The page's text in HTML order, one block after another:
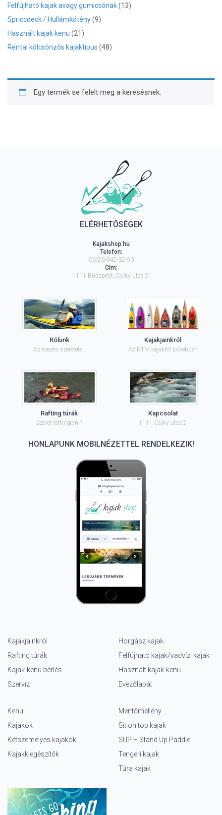
Felfújható kajak avagy gumicsónak(13)
Spriccdeck / Hullámkötény(9)
Használt kajak kenu (21)
Rental kölcsönzős kajaktípus (48)
Egy termék se felelt meg a keresésnek.
ELÉRHETŐSÉGEK
Kajakshop.hu
Telefon:
06/20-942-32-90
Cím:
1111 Budapest Csíky utca 2.
Rólunk
Az evezés szeretete..
Kajakjainkról
Az RTM kajakról bővebben
Rafting túrák
Szeret raftingolni?
Kapcsolat
1111 Csíky utca 2
HONLAPUNK MOBILNÉZETTEL RENDELKEZIK!
Kajakjainkról
Rafting túrák
Kajak-kenu bérlés
Szervíz
Horgász kajak
Felfújható kajak/vadvízi kajak
Használt kajak-kenu
Evezőlapát
Kenu
Kajakok
Kétszemélyes kajakok
Kajakkiegészítők
Mentőmellény
Sit on top kajak
SUP – Stand Up Paddle
Tengeri kajak
Túra kajak